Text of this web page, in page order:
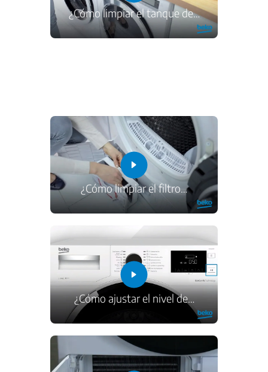
¿Cómo limpiar el tanque de…
¿Cómo limpiar el filtro…
¿Cómo ajustar el nivel de…